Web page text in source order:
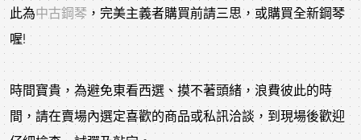
此為中古鋼琴 ，完美主義者購買前請三思，或購買全新鋼琴
喔!
時間寶貴，為避免東看西選、摸不著頭緒，浪費彼此的時
間，請在賣場內選定喜歡的商品或私訊洽談，到現場後歡迎